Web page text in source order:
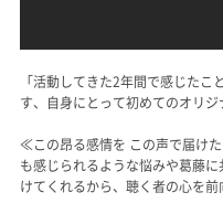
「活動してきた2年間で感じた
す、自身にとって初めてのオリジ
≪この昂る感情を この声で届け
も感じられるような悩みや葛藤
けてくれるから、聴く者の心を前